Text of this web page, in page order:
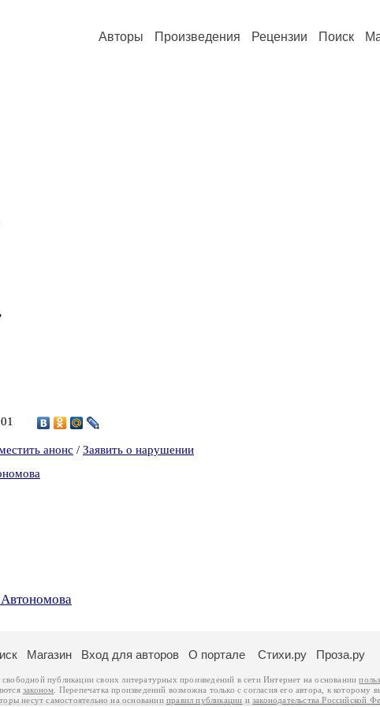
Авторы Произведения Рецензии Поиск
анонс / Заявить о нарушении
Автономова
Магазин Вход для авторов О портале Стихи.ру Проза.ру
публикации своих литературных произведений в сети Интернет на основании
законом . Перепечатка произведений возможна только с согласия его автора, к которому
несут самостоятельно на основанииправил публикации изаконодательства Российской